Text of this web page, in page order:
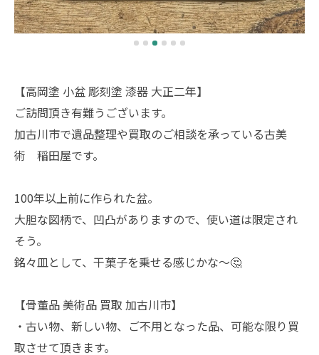
【高岡塗 小盆 彫刻塗 漆器 大正二年】
ご訪問頂き有難うございます。
加古川市で遺品整理や買取のご相談を承っている古美
術 稲田屋です。
100年以上前に作られた盆。
大胆な図柄で、凹凸がありますので、使い道は限定され
そう。
銘々皿として、干菓子を乗せる感じかな〜🤔
【骨董品 美術品 買取 加古川市】
・古い物、新しい物、ご不用となった品、可能な限り買
取させて頂きます。